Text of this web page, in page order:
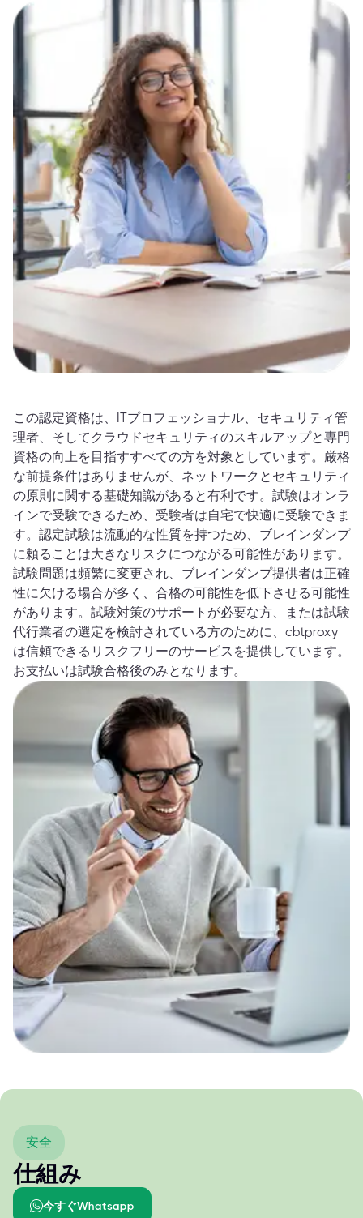
この認定資格は、ITプロフェッショナル、セキュリティ管
理者、そしてクラウドセキュリティのスキルアップと専門
資格の向上を目指すすべての方を対象としています。厳格
な前提条件はありませんが、ネットワークとセキュリティ
の原則に関する基礎知識があると有利です。試験はオンラ
インで受験できるため、受験者は自宅で快適に受験できま
す。認定試験は流動的な性質を持つため、ブレインダンプ
に頼ることは大きなリスクにつながる可能性があります。
試験問題は頻繁に変更され、ブレインダンプ提供者は正確
性に欠ける場合が多く、合格の可能性を低下させる可能性
があります。試験対策のサポートが必要な方、または試験
代行業者の選定を検討されている方のために、cbtproxy
は信頼できるリスクフリーのサービスを提供しています。
お支払いは試験合格後のみとなります。
安全
仕組み
今すぐWhatsapp